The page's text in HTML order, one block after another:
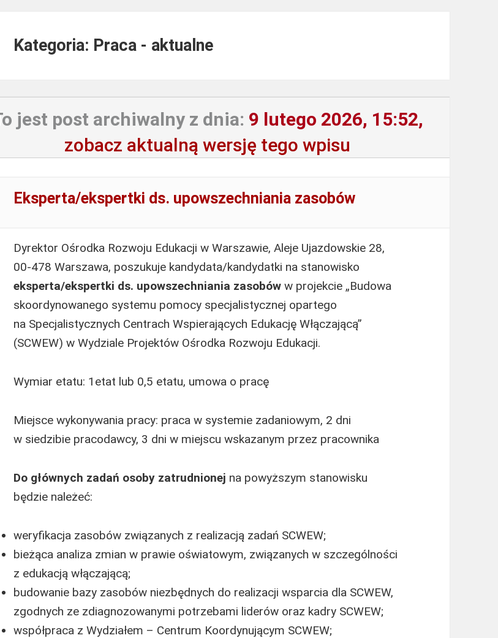
Kategoria: Praca - aktualne
jest post archiwalny z dnia: 9 lutego 2026, 15:52,
zobacz aktualną wersję tego wpisu
Eksperta/ekspertki ds. upowszechniania zasobów
Dyrektor Ośrodka Rozwoju Edukacji w Warszawie, Aleje Ujazdowskie 28,
00-478 Warszawa, poszukuje kandydata/kandydatki na stanowisko
eksperta/ekspertki ds. upowszechniania zasobóww projekcie „Budowa
skoordynowanego systemu pomocy specjalistycznej opartego
na Specjalistycznych Centrach Wspierających Edukację Włączającą”
(SCWEW) w Wydziale Projektów Ośrodka Rozwoju Edukacji.
Wymiar etatu: 1etat lub 0,5 etatu, umowa o pracę
Miejsce wykonywania pracy: praca w systemie zadaniowym, 2 dni
w siedzibie pracodawcy, 3 dni w miejscu wskazanym przez pracownika
Do głównych zadań osoby zatrudnionej na powyższym stanowisku
będzie należeć:
weryfikacja zasobów związanych z realizacją zadań SCWEW;
bieżąca analiza zmian w prawie oświatowym, związanych w szczególności
z edukacją włączającą;
budowanie bazy zasobów niezbędnych do realizacji wsparcia dla SCWEW,
zgodnych ze zdiagnozowanymi potrzebami liderów oraz kadry SCWEW;
współpraca z Wydziałem – Centrum Koordynującym SCWEW;